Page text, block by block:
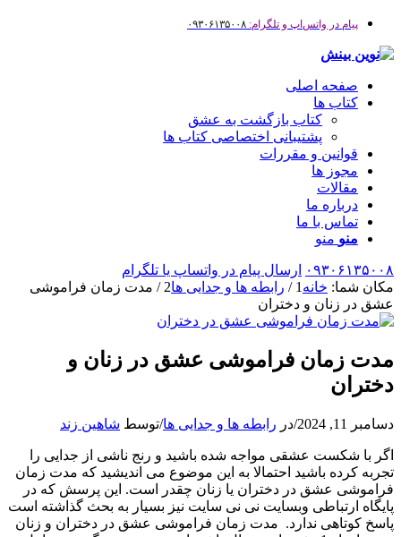
پیام در واتس‌اپ و تلگرام: ۰۹۳۰۶۱۳۵۰۰۸
صفحه اصلی
کتاب ها
کتاب بازگشت به عشق
پشتیبانی اختصاصی کتاب ها
قوانین و مقررات
مجوز ها
مقالات
درباره ما
تماس با ما
منو منو
۰۹۳۰۶۱۳۵۰۰۸
ارسال پیام در واتساپ یا تلگرام
مکان شما: خانه 1
/ رابطه ها و جدایی ها2
/ مدت زمان فراموشی
عشق در زنان و دختران
مدت زمان فراموشی عشق در زنان و
دختران
دسامبر 11, 2024 /در رابطه ها و جدایی ها/توسط شاهین زند
اگر با شکست عشقی مواجه شده باشید و رنج ناشی از جدایی را
تجربه کرده باشید احتمالا به این موضوع می اندیشید که مدت زمان
فراموشی عشق در دختران یا زنان چقدر است. این پرسش که در
پایگاه ارتباطی وبسایت نی نی سایت نیز بسیار به بحث گذاشته است
پاسخ کوتاهی ندارد. مدت زمان فراموشی عشق در دختران و زنان